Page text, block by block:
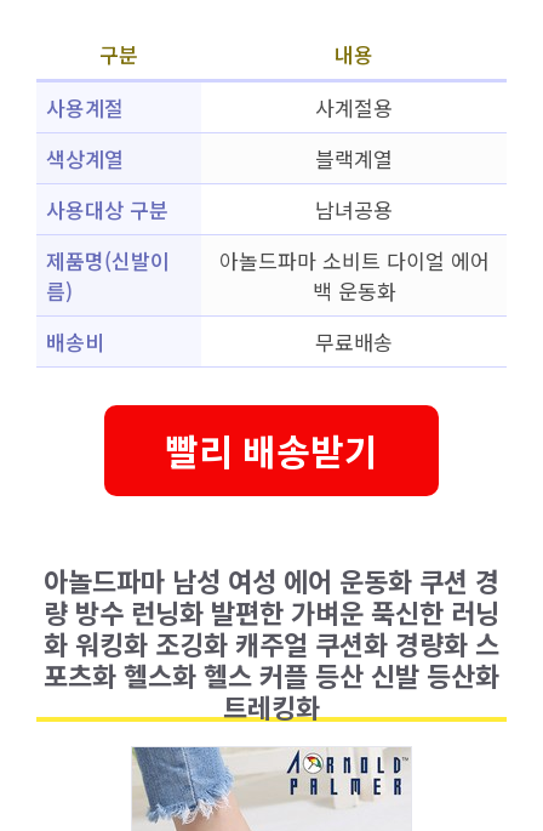
구분
내용
사용계절
사계절용
색상계열
블랙계열
사용대상 구분
남녀공용
제품명(신발이
름)
아놀드파마 소비트 다이얼 에어
백 운동화
배송비
무료배송
빨리 배송받기
아놀드파마 남성 여성 에어 운동화 쿠션 경
량 방수 런닝화 발편한 가벼운 푹신한 러닝
화 워킹화 조깅화 캐주얼 쿠션화 경량화 스
포츠화 헬스화 헬스 커플 등산 신발 등산화
트레킹화